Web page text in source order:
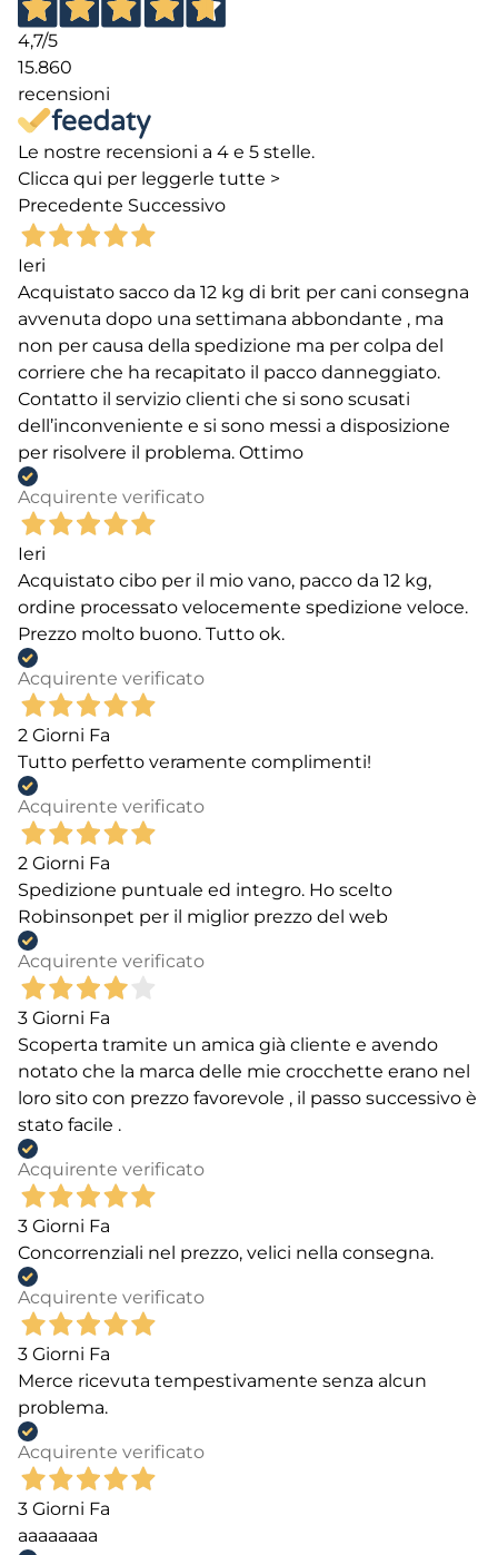
4,7/5
15.860
recensioni
Le nostre recensioni a 4 e 5 stelle.
Clicca qui per leggerle tutte >
Precedente Successivo
Ieri
Acquistato sacco da 12 kg di brit per cani consegna
avvenuta dopo una settimana abbondante , ma
non per causa della spedizione ma per colpa del
corriere che ha recapitato il pacco danneggiato.
Contatto il servizio clienti che si sono scusati
dell’inconveniente e si sono messi a disposizione
per risolvere il problema. Ottimo
Acquirente verificato
Ieri
Acquistato cibo per il mio vano, pacco da 12 kg,
ordine processato velocemente spedizione veloce.
Prezzo molto buono. Tutto ok.
Acquirente verificato
2 Giorni Fa
Tutto perfetto veramente complimenti!
Acquirente verificato
2 Giorni Fa
Spedizione puntuale ed integro. Ho scelto
Robinsonpet per il miglior prezzo del web
Acquirente verificato
3 Giorni Fa
Scoperta tramite un amica già cliente e avendo
notato che la marca delle mie crocchette erano nel
loro sito con prezzo favorevole , il passo successivo è
stato facile .
Acquirente verificato
3 Giorni Fa
Concorrenziali nel prezzo, velici nella consegna.
Acquirente verificato
3 Giorni Fa
Merce ricevuta tempestivamente senza alcun
problema.
Acquirente verificato
3 Giorni Fa
aaaaaaaa